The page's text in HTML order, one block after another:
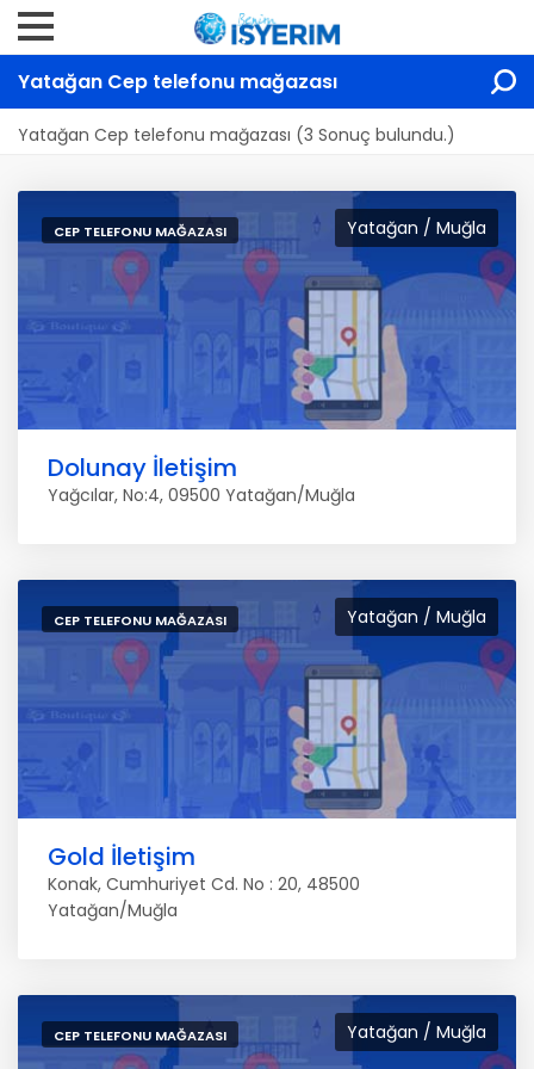
Yatağan Cep telefonu mağazası
Yatağan Cep telefonu mağazası (3 Sonuç bulundu.)
Yatağan / Muğla
CEP TELEFONU MAĞAZASI
Dolunay İletişim
Yağcılar, No:4, 09500 Yatağan/Muğla
Yatağan / Muğla
CEP TELEFONU MAĞAZASI
Gold İletişim
Konak, Cumhuriyet Cd. No : 20, 48500
Yatağan/Muğla
Yatağan / Muğla
CEP TELEFONU MAĞAZASI